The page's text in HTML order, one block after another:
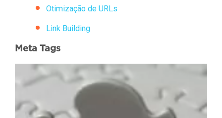
Otimização de URLs
Link Building
Meta Tags